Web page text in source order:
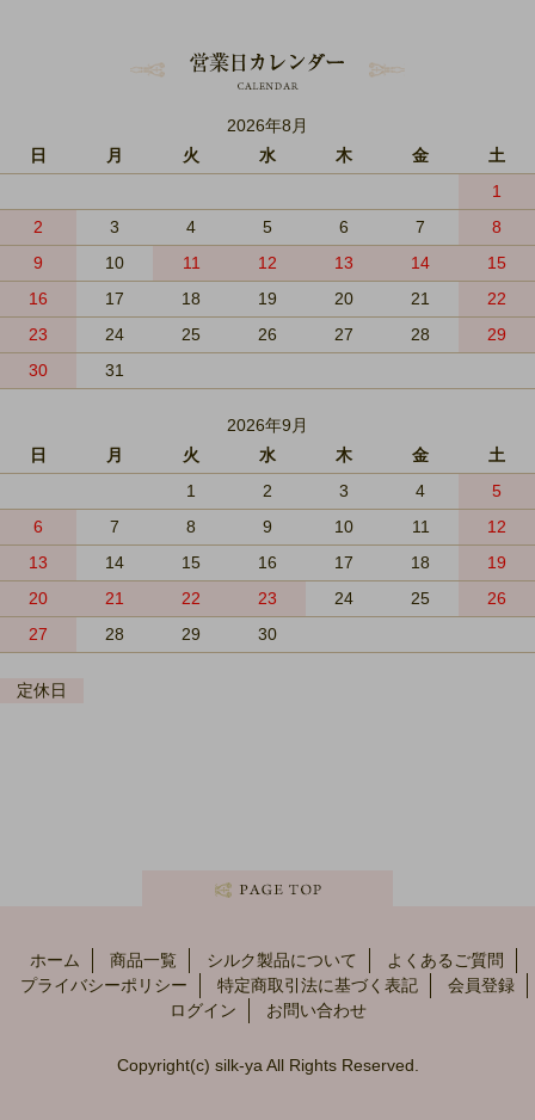
2026年8月
日
月 火 水 木 金
土
1
2
3 4 5 6 7
8
9
10 11 12 13 14
15
16
17 18 19 20 21
22
23
24 25 26 27 28
29
30
31
2026年9月
日
月 火 水 木 金
土
1
2 3 4
5
6
7 8 9 10 11
12
13
14 15 16 17 18
19
20
21 22 23 24 25
26
27
28 29 30
定休日
ホーム 商品一覧 シルク製品について
よくあるご質問
プライバシーポリシー
特定商取引法に基づく表記
会員登録
ログイン
お問い合わせ
Copyright(c) silk-ya All Rights Reserved.